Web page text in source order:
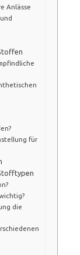
Anlässe
für
die